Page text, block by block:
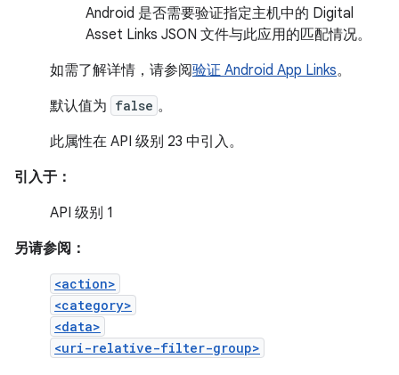
Android 是否需要验证指定主机中的 Digital
Asset Links JSON 文件与此应用的匹配情况。
如需了解详情，请参阅验证 Android App Links。
默认值为 false 。
此属性在 API 级别 23 中引入。
引入于：
API 级别 1
另请参阅：
<action>
<category>
<data>
<uri-relative-filter-group>